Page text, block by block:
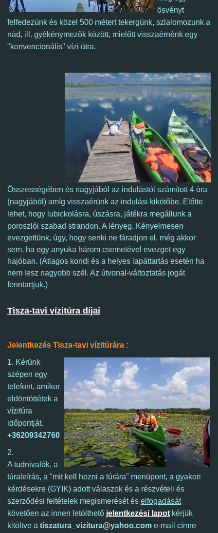
ösvényt
felfedezünk és közel 500 métert tekergünk, szlalomozunk a
nád, ill. gyékénymezők között, mielőtt visszaérnénk egy
"konvencionális" vízi útra.
Összességében és nagyjából az indulástól számított 4 óra
(nagyjából) amíg visszaérünk az indulási kikötőbe. Előtte
lehet, hogy lubickolásra, úszásra, játékra megállunk a
poroszlói szabad strandon. A lényeg. Kényelmesen
evezgettünk, úgy, hogy senki ne fáradjon el, még akkor
sem, ha egy anyuka három csemetével evezget egy
hajóban. (Átlagos kondi és a helyes lapáttartás esetén ha
nem lesz nagyobb szél. Az útvonal-változtatás jogát
fenntartjuk.)
Tisza-tavi vízitúra díjai
Jelentkezés Tisza-tavi vízitúrára :
1. Kérünk
szépen egy
telefont, amikor
eldöntöttétek a
vízitúra
időpontját.
+36209342760
2.
A tudnivalók, a
túraleírás, a "mit kell hozni a túrára" menüpont, a gyakori
kérdésekre (GYIK) adott válaszok és a részvételi és
szerződési feltételek megismerését és elfogadását
követően az innen letölthető jelentkezési lapot kérjük
kitöltve a tiszatura_vizitura@yahoo.com e-mail címre